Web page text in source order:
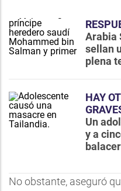
Arabia
sellan
plena
HAY
Un
y a
No obstante, aseguró